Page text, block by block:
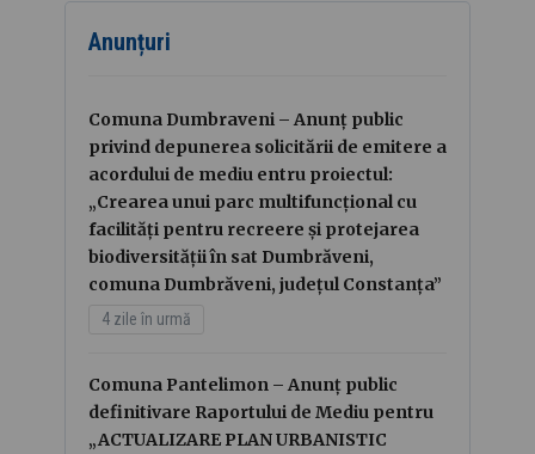
Anunțuri
Comuna Dumbraveni – Anunț public
privind depunerea solicitării de emitere a
acordului de mediu entru proiectul:
„Crearea unui parc multifuncțional cu
facilități pentru recreere și protejarea
biodiversității în sat Dumbrăveni,
comuna Dumbrăveni, județul Constanța”
4 zile în urmă
Comuna Pantelimon – Anunț public
definitivare Raportului de Mediu pentru
„ACTUALIZARE PLAN URBANISTIC